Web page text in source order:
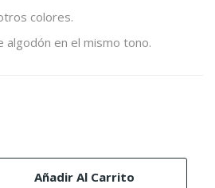
colores.
algodón en el mismo tono.
Añadir Al Carrito